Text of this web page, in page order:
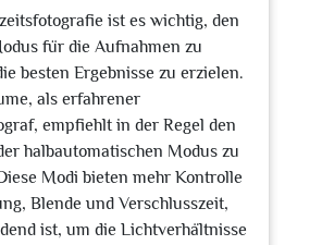
ist es wichtig, den
für die Aufnahmen zu
besten Ergebnisse zu erzielen.
als erfahrener
empfiehlt in der Regel den
halbautomatischen Modus zu
Modi bieten mehr Kontrolle
Blende und Verschlusszeit,
ist, um die Lichtverhältnisse